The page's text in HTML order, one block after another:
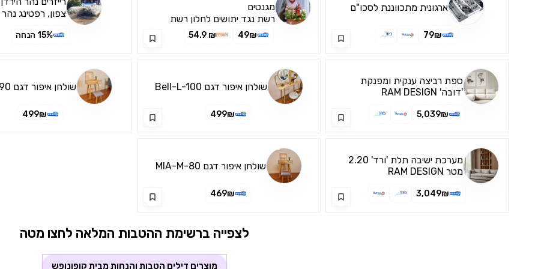
ארגונית מתכווננת לסכו"ם
79₪
מגנטים
רשת נגד יתושים לחלון רשת
צפופה נגד יתושים ומעופפים
בהתקנה עצמית פשוטה וקלה על
49₪
₪ 54.9
צפון, רפטינג נהר
15% הנחה
ספת רביצה ענקית ומפנקת
'דובה' RAM DESIGN
5,039₪
שולחן איפור דגם Bell-L-100
499₪
שולחן איפור דגם MIA-L-90
499₪
מערכת ישיבה תלת 'ורד' 2.20
מטר RAM DESIGN
3,049₪
שולחן איפור דגם MIA-M-80
469₪
לצפייה ברשימת ההטבות המלאה לחצו מטה
מוצרים דילים הטבות והנחות מבית קופונופש